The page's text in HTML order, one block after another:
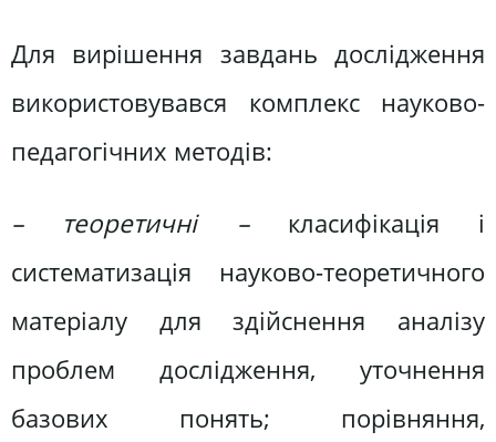
Для вирішення завдань дослідження
використовувався комплекс науково-
педагогічних методів:
– теоретичні –класифікація і
систематизація науково-теоретичного
матеріалу для здійснення аналізу
проблем дослідження, уточнення
базових понять; порівняння,